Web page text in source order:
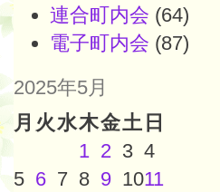
連合町内会 (64)
電子町内会 (87)
2025年5月
月 火水木金土 日
1 2 3 4
5 6 7 8 9 1011